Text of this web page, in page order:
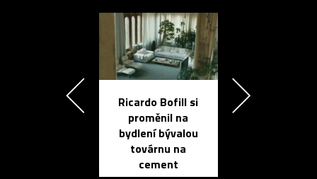
Ricardo Bofill si
proměnil na
bydlení bývalou
továrnu na
cement